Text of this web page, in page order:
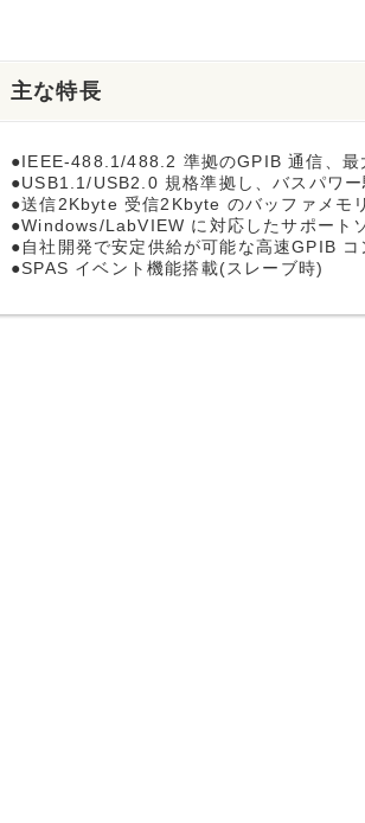
主な特長
●IEEE-488.1/488.2 準拠のGPIB 通信、
●USB1.1/USB2.0 規格準拠し、バスパワ
●送信2Kbyte 受信2Kbyte のバッファメモ
●Windows/LabVIEW に対応したサポート
●自社開発で安定供給が可能な高速GPIB コ
●SPAS イベント機能搭載(スレーブ時)